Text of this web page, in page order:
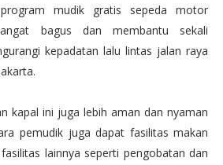
mudik gratis sepeda motor
bagus dan membantu sekali
kepadatan lalu lintas jalan raya
kapal ini juga lebih aman dan nyaman
pemudik juga dapat fasilitas makan
lainnya seperti pengobatan dan